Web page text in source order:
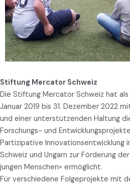
Stiftung Mercator Schweiz
Die Stiftung Mercator Schweiz hat
Januar 2019 bis 31. Dezember 2022
und einer unterstützenden Haltung
Forschungs- und
Partizipative Innovationsentwicklung
Schweiz und Ungarn zur Förderung
jungen Menschen» ermöglicht.
Für verschiedene Folgeprojekte mit